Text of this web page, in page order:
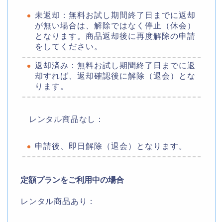
未返却：無料お試し期間終了日までに返却
が無い場合は、解除ではなく停止（休会）
となります。商品返却後に再度解除の申請
をしてください。
返却済み：無料お試し期間終了日までに返
却すれば、返却確認後に解除（退会）とな
ります。
レンタル商品なし：
申請後、即日解除（退会）となります。
定額プランをご利用中の場合
レンタル商品あり：